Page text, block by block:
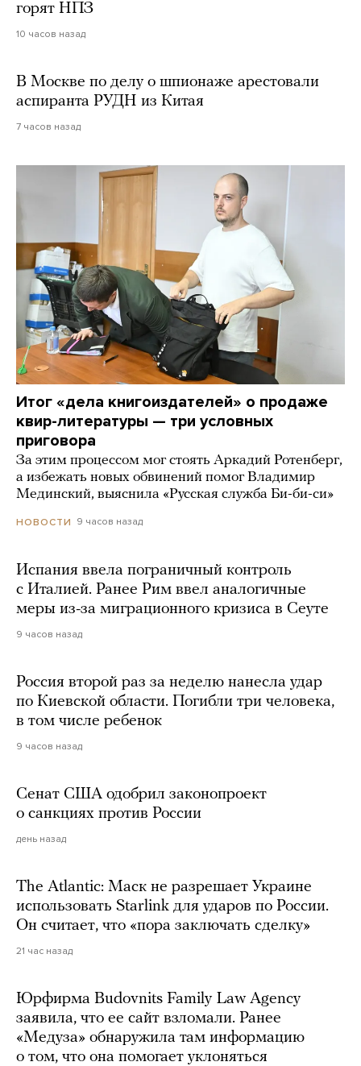
горят НПЗ
10 часов назад
В Москве по делу о шпионаже арестовали
аспиранта РУДН из Китая
7 часов назад
Итог «дела книгоиздателей» о продаже
квир-литературы — три условных
приговора
За этим процессом мог стоять Аркадий Ротенберг,
а избежать новых обвинений помог Владимир
Мединский, выяснила «Русская служба Би-би-си»
НОВОСТИ 9 часов назад
Испания ввела пограничный контроль
с Италией. Ранее Рим ввел аналогичные
меры из-за миграционного кризиса в Сеуте
9 часов назад
Россия второй раз за неделю нанесла удар
по Киевской области. Погибли три человека,
в том числе ребенок
9 часов назад
Сенат США одобрил законопроект
о санкциях против России
день назад
The Atlantic: Маск не разрешает Украине
использовать Starlink для ударов по России.
Он считает, что «пора заключать сделку»
21 час назад
Юрфирма Budovnits Family Law Agency
заявила, что ее сайт взломали. Ранее
«Медуза» обнаружила там информацию
о том, что она помогает уклоняться